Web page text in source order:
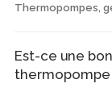
Thermopompes,
Est-ce une